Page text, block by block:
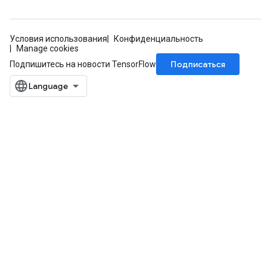
Условия использования
Конфиденциальность
Manage cookies
Подпишитесь на новости TensorFlow
Подписаться